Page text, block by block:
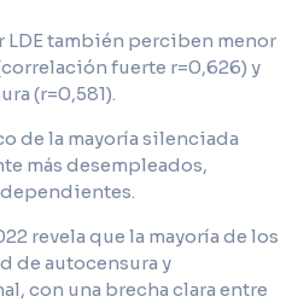
también perciben menor
fuerte r=0,626) y
(r=0,581).
de la mayoría silenciada
más desempleados,
revela que la mayoría de los
de autocensura y
con una brecha clara entre